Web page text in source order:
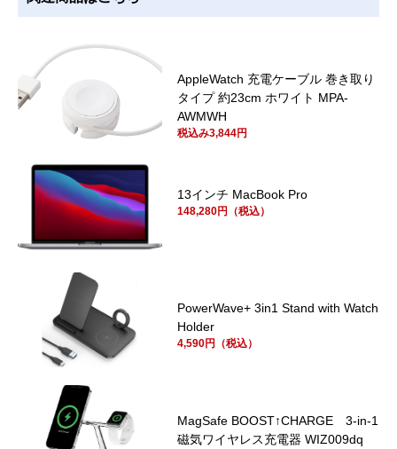
AppleWatch 充電ケーブル 巻き取り
タイプ 約23cm ホワイト MPA-
AWMWH
税込み3,844円
13インチ MacBook Pro
148,280円（税込）
PowerWave+ 3in1 Stand with Watch
Holder
4,590円（税込）
MagSafe BOOST↑CHARGE 3-in-1
磁気ワイヤレス充電器 WIZ009dq